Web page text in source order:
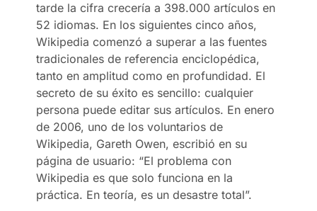
tarde la cifra crecería a 398.000 artículos en
52 idiomas. En los siguientes cinco años,
Wikipedia comenzó a superar a las fuentes
tradicionales de referencia enciclopédica,
tanto en amplitud como en profundidad. El
secreto de su éxito es sencillo: cualquier
persona puede editar sus artículos. En enero
de 2006, uno de los voluntarios de
Wikipedia, Gareth Owen, escribió en su
página de usuario: “El problema con
Wikipedia es que solo funciona en la
práctica. En teoría, es un desastre total”.